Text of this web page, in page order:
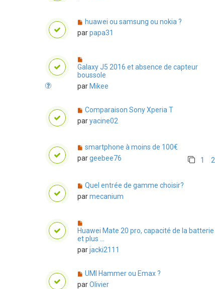
huawei ou samsung ou nokia ?
parpapa31
Galaxy J5 2016 et absence de capteur
boussole
parMikee
Comparaison Sony Xperia T
paryacine02
smartphone à moins de 100€
pargeebee76 1 2
Quel entrée de gamme choisir?
parmecanium
Huawei Mate 20 pro, capacité de la batterie
et plus ...
parjacki2111
UMI Hammer ou Emax ?
parOlivier